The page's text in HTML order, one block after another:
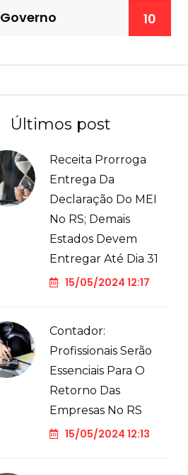
Governo 10
Últimos post
Receita Prorroga
Entrega Da
Declaração Do MEI
No RS; Demais
Estados Devem
Entregar Até Dia 31
15/05/2024 12:17
Contador:
Profissionais Serão
Essenciais Para O
Retorno Das
Empresas No RS
15/05/2024 12:13